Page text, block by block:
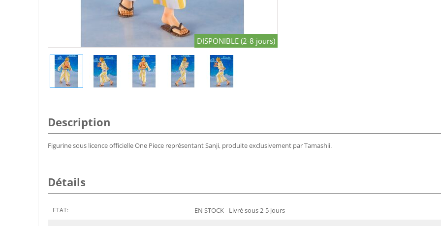
DISPONIBLE (2-8 jours)
Description
Figurine sous licence officielle One Piece représentant Sanji, produite exclusivement par Tamashii.
Détails
ETAT: EN STOCK - Livré sous 2-5 jours